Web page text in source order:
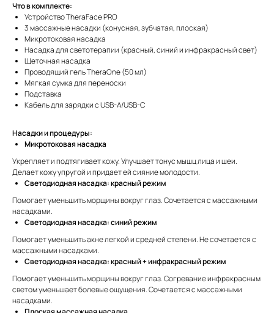
Что в комплекте:
Устройство TheraFace PRO
3 массажные насадки (конусная, зубчатая, плоская)
Микротоковая насадка
Насадка для светотерапии (красный, синий и инфракрасный свет)
Щеточная насадка
Проводящий гель TheraOne (50 мл)
Мягкая сумка для переноски
Подставка
Кабель для зарядки с USB-A/USB-C
Насадки и процедуры:
Микротоковая насадка
Укрепляет и подтягивает кожу. Улучшает тонус мышц лица и шеи.
Делает кожу упругой и придает ей сияние молодости.
Светодиодная насадка: красный режим
Помогает уменьшить морщины вокруг глаз. Сочетается с массажными
насадками.
Светодиодная насадка: синий режим
Помогает уменьшить акне легкой и средней степени. Не сочетается с
массажными насадками.
Светодиодная насадка: красный + инфракрасный режим
Помогает уменьшить морщины вокруг глаз. Согревание инфракрасным
светом уменьшает болевые ощущения. Сочетается с массажными
насадками.